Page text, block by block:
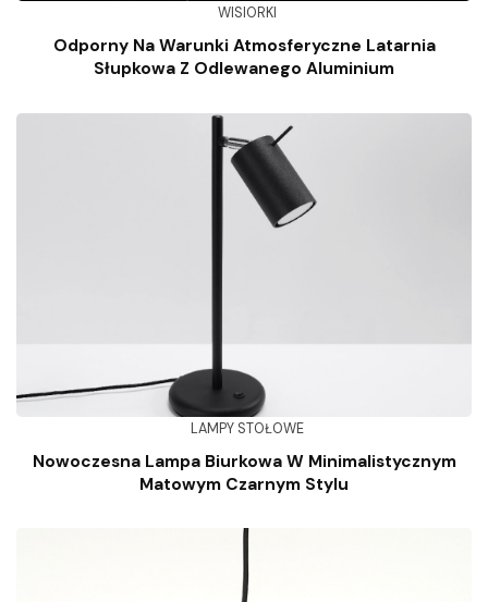
WISIORKI
Odporny Na Warunki Atmosferyczne Latarnia
Słupkowa Z Odlewanego Aluminium
LAMPY STOŁOWE
Nowoczesna Lampa Biurkowa W Minimalistycznym
Matowym Czarnym Stylu